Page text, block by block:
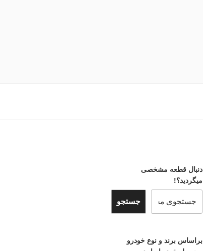
دنبال قطعه مشخصی
میگردید؟!
جستجو
براساس برند و نوع خودرو